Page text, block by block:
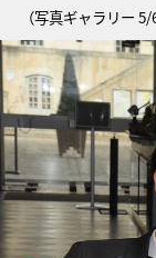
（写真ギャラリー 5/6